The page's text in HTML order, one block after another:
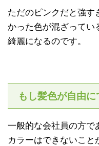
ただのピンクだと強す
かった色が混ざってい
綺麗になるのです。
もし髪色が自由に
一般的な会社員の方で
カラーはできないこ